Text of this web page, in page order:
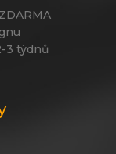
3 týdnů